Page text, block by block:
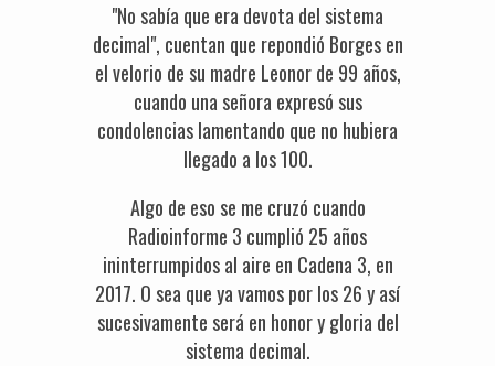
"No sabía que era devota del sistema
decimal", cuentan que repondió Borges en
el velorio de su madre Leonor de 99 años,
cuando una señora expresó sus
condolencias lamentando que no hubiera
llegado a los 100.
Algo de eso se me cruzó cuando
Radioinforme 3 cumplió 25 años
ininterrumpidos al aire en Cadena 3, en
2017. O sea que ya vamos por los 26 y así
sucesivamente será en honor y gloria del
sistema decimal.